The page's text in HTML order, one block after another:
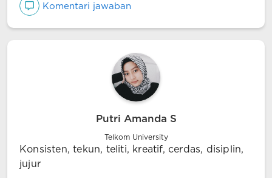
Komentari jawaban
Putri Amanda S
Telkom University
Konsisten, tekun, teliti, kreatif, cerdas, disiplin,
jujur